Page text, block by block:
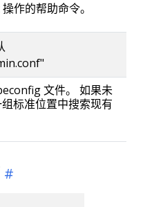
作的帮助命令。
文件。 如果未
标准位置中搜索现有